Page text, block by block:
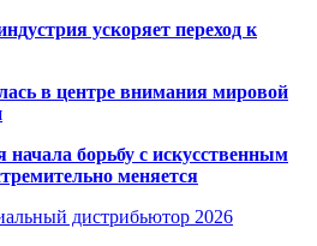
ускоряет переход к
в центре внимания мировой
борьбу с искусственным
меняется
дистрибьютор 2026